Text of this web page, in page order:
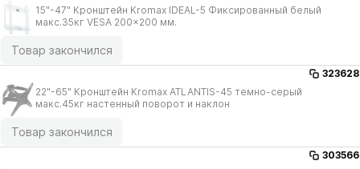
15"-47" Кронштейн Kromax IDEAL-5 Фиксированный белый
макс.35кг VESA 200x200 мм.
Товар закончился
323628
22"-65" Кронштейн Kromax ATLANTIS-45 темно-серый
макс.45кг настенный поворот и наклон
Товар закончился
303566